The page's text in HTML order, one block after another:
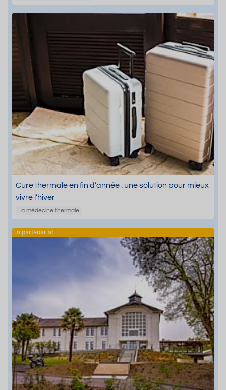
Cure thermale en fin d’année : une solution pour mieux
vivre l’hiver
La médecine thermale